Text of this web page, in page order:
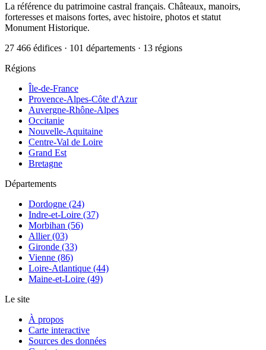
La référence du patrimoine castral français. Châteaux, manoirs,
forteresses et maisons fortes, avec histoire, photos et statut
Monument Historique.
27 466 édifices · 101 départements · 13 régions
Régions
Île-de-France
Provence-Alpes-Côte d'Azur
Auvergne-Rhône-Alpes
Occitanie
Nouvelle-Aquitaine
Centre-Val de Loire
Grand Est
Bretagne
Départements
Dordogne (24)
Indre-et-Loire (37)
Morbihan (56)
Allier (03)
Gironde (33)
Vienne (86)
Loire-Atlantique (44)
Maine-et-Loire (49)
Le site
À propos
Carte interactive
Sources des données